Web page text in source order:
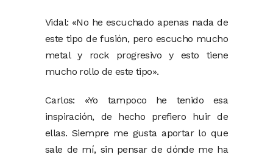
Vidal: «No he escuchado apenas nada de
este tipo de fusión, pero escucho mucho
metal y rock progresivo y esto tiene
mucho rollo de este tipo».
Carlos: «Yo tampoco he tenido esa
inspiración, de hecho prefiero huir de
ellas. Siempre me gusta aportar lo que
sale de mí, sin pensar de dónde me ha